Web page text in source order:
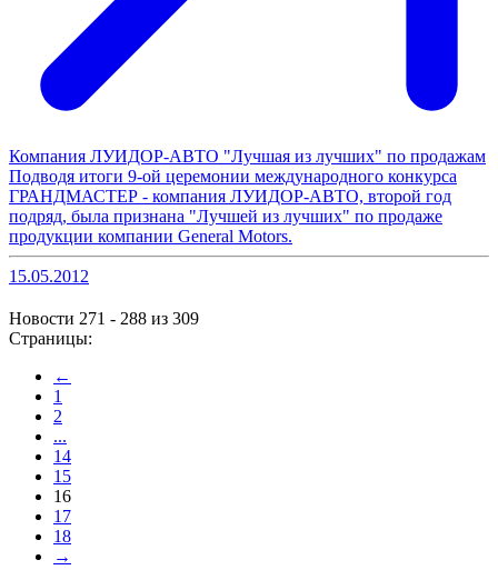
Компания ЛУИДОР-АВТО "Лучшая из лучших" по продажам
Подводя итоги 9-ой церемонии международного конкурса
ГРАНДМАСТЕР - компания ЛУИДОР-АВТО, второй год
подряд, была признана "Лучшей из лучших" по продаже
продукции компании General Motors.
15.05.2012
Новости 271 - 288 из 309
Страницы:
←
1
2
...
14
15
16
17
18
→